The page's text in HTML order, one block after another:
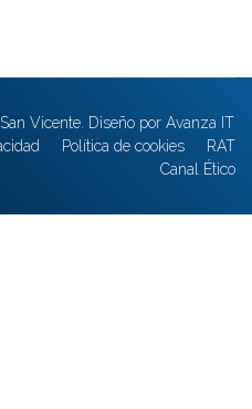
Vicente. Diseño por Avanza IT
Política de cookies
RAT
Canal Ético